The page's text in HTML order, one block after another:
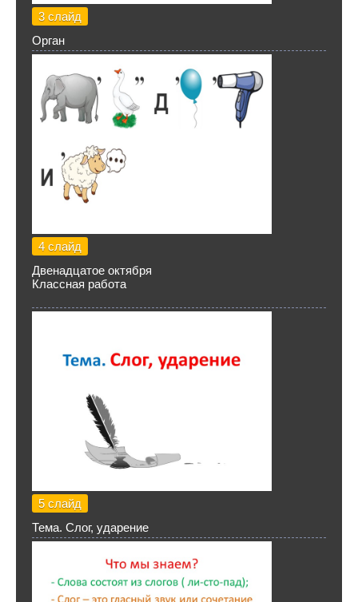
3 слайд
Орган
4 слайд
Двенадцатое октября
Классная работа
5 слайд
Тема. Слог, ударение